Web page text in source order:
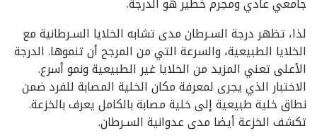
لذا، تظهر درجة السـرطان مدى تشابه الخلايا السـرطانية مع
الخلايا الطبيعية، والسرعة التي من المرجح أن تنموها. الدرجة
الأعلى تعني المزيد من الخلايا غير الطبيعية ونمو أسرع.
الاختبار الذي يجرى لمعرفة مكان الخلية المصابة للفرد ضمن
نطاق خلية طبيعية إلى خلية مصابة بالكامل يعرف بالخزعة.
تكشف الخزعة أيضا مدى عدوانية السـرطان.